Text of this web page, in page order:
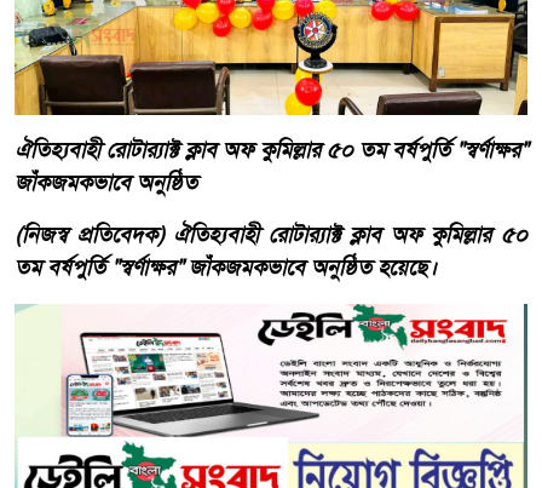
ঐতিহ্যবাহী রোটার‍্যাক্ট ক্লাব অফ কুমিল্লার ৫০ তম বর্ষপুর্তি "স্বর্ণাক্ষর"
জাঁকজমকভাবে অনুষ্ঠিত
(নিজস্ব প্রতিবেদক) ঐতিহ্যবাহী রোটার‍্যাক্ট ক্লাব অফ কুমিল্লার ৫০
তম বর্ষপুর্তি "স্বর্ণাক্ষর" জাঁকজমকভাবে অনুষ্ঠিত হয়েছে।